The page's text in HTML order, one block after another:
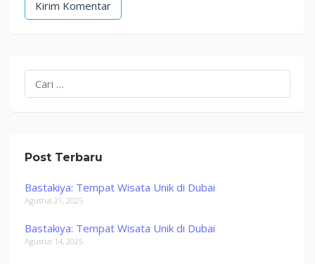
untuk:
Post Terbaru
Bastakiya: Tempat Wisata Unik di Dubai
Agustus 21, 2025
Bastakiya: Tempat Wisata Unik di Dubai
Agustus 14, 2025